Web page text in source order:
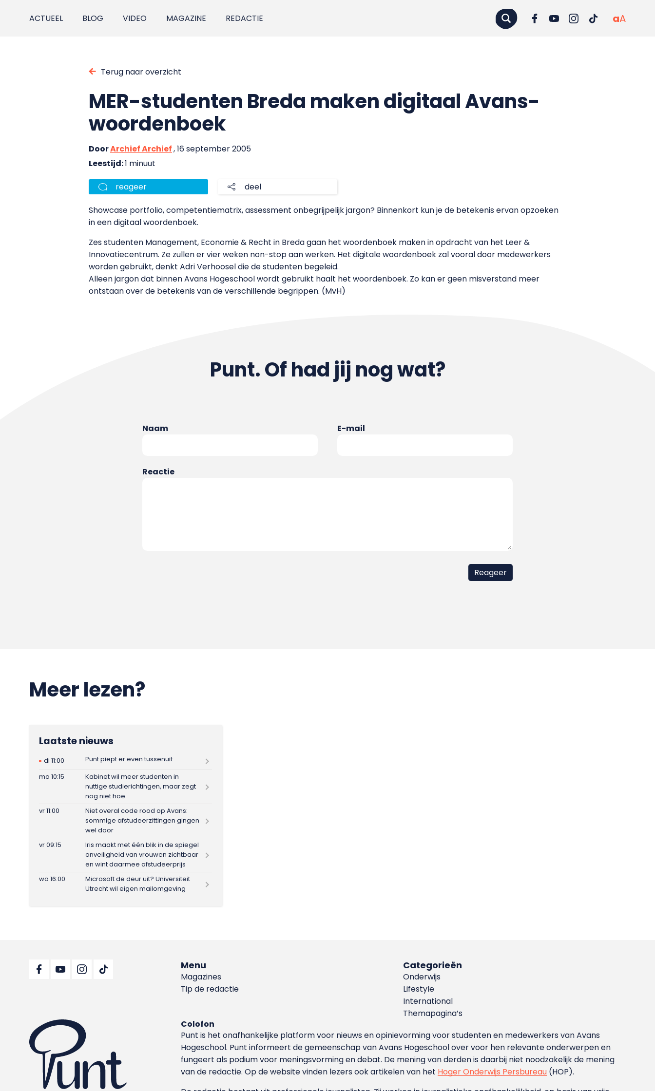
ACTUEEL BLOG VIDEO MAGAZINE REDACTIE aA
Terug naar overzicht
MER-studenten Breda maken digitaal Avans-
woordenboek
DoorArchief Archief, 16 september 2005
Leestijd:1 minuut
reageer deel
Showcase portfolio, competentiematrix, assessment onbegrijpelijk jargon? Binnenkort kun je de betekenis ervan opzoeken
in een digitaal woordenboek.
Zes studenten Management, Economie & Recht in Breda gaan het woordenboek maken in opdracht van het Leer &
Innovatiecentrum. Ze zullen er vier weken non-stop aan werken. Het digitale woordenboek zal vooral door medewerkers
worden gebruikt, denkt Adri Verhoosel die de studenten begeleid.
Alleen jargon dat binnen Avans Hogeschool wordt gebruikt haalt het woordenboek. Zo kan er geen misverstand meer
ontstaan over de betekenis van de verschillende begrippen. (MvH)
Punt. Of had jij nog wat?
Naam E-mail
Reactie
Meer lezen?
Laatste nieuws
di 11:00
Punt piept er even tussenuit
ma 10:15
Kabinet wil meer studenten in
nuttige studierichtingen, maar zegt
nog niet hoe
vr 11:00
Niet overal code rood op Avans:
sommige afstudeerzittingen gingen
wel door
vr 09:15
Iris maakt met één blik in de spiegel
onveiligheid van vrouwen zichtbaar
en wint daarmee afstudeerprijs
wo 16:00
Microsoft de deur uit? Universiteit
Utrecht wil eigen mailomgeving
Menu
Magazines
Tip de redactie
Categorieën
Onderwijs
Lifestyle
International
Themapagina’s
Colofon
Punt is het onafhankelijke platform voor nieuws en opinievorming voor studenten en medewerkers van Avans
Hoge­school. Punt informeert de gemeenschap van Avans Hogeschool over voor hen relevante onderwerpen en
fungeert als podium voor meningsvorming en debat. De mening van derden is daarbij niet noodzakelijk de mening
van de redactie. Op de website vinden lezers ook artikelen van het Hoger Onderwijs Persbureau (HOP).